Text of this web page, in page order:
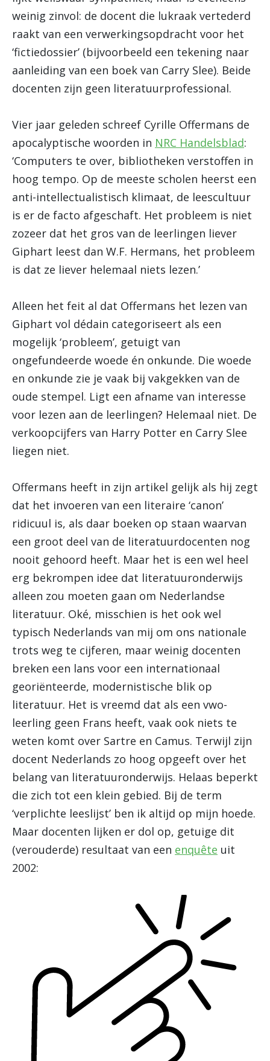
weinig zinvol: de docent die lukraak vertederd
raakt van een verwerkingsopdracht voor het
‘fictiedossier’ (bijvoorbeeld een tekening naar
aanleiding van een boek van Carry Slee). Beide
docenten zijn geen literatuurprofessional.
Vier jaar geleden schreef Cyrille Offermans de
apocalyptische woorden in NRC Handelsblad:
‘Computers te over, bibliotheken verstoffen in
hoog tempo. Op de meeste scholen heerst een
anti-intellectualistisch klimaat, de leescultuur
is er de facto afgeschaft. Het probleem is niet
zozeer dat het gros van de leerlingen liever
Giphart leest dan W.F. Hermans, het probleem
is dat ze liever helemaal niets lezen.’
Alleen het feit al dat Offermans het lezen van
Giphart vol dédain categoriseert als een
mogelijk ‘probleem’, getuigt van
ongefundeerde woede én onkunde. Die woede
en onkunde zie je vaak bij vakgekken van de
oude stempel. Ligt een afname van interesse
voor lezen aan de leerlingen? Helemaal niet. De
verkoopcijfers van Harry Potter en Carry Slee
liegen niet.
Offermans heeft in zijn artikel gelijk als hij zegt
dat het invoeren van een literaire ‘canon’
ridicuul is, als daar boeken op staan waarvan
een groot deel van de literatuurdocenten nog
nooit gehoord heeft. Maar het is een wel heel
erg bekrompen idee dat literatuuronderwijs
alleen zou moeten gaan om Nederlandse
literatuur. Oké, misschien is het ook wel
typisch Nederlands van mij om ons nationale
trots weg te cijferen, maar weinig docenten
breken een lans voor een internationaal
georiënteerde, modernistische blik op
literatuur. Het is vreemd dat als een vwo-
leerling geen Frans heeft, vaak ook niets te
weten komt over Sartre en Camus. Terwijl zijn
docent Nederlands zo hoog opgeeft over het
belang van literatuuronderwijs. Helaas beperkt
die zich tot een klein gebied. Bij de term
‘verplichte leeslijst’ ben ik altijd op mijn hoede.
Maar docenten lijken er dol op, getuige dit
(verouderde) resultaat van een enquête uit
2002: